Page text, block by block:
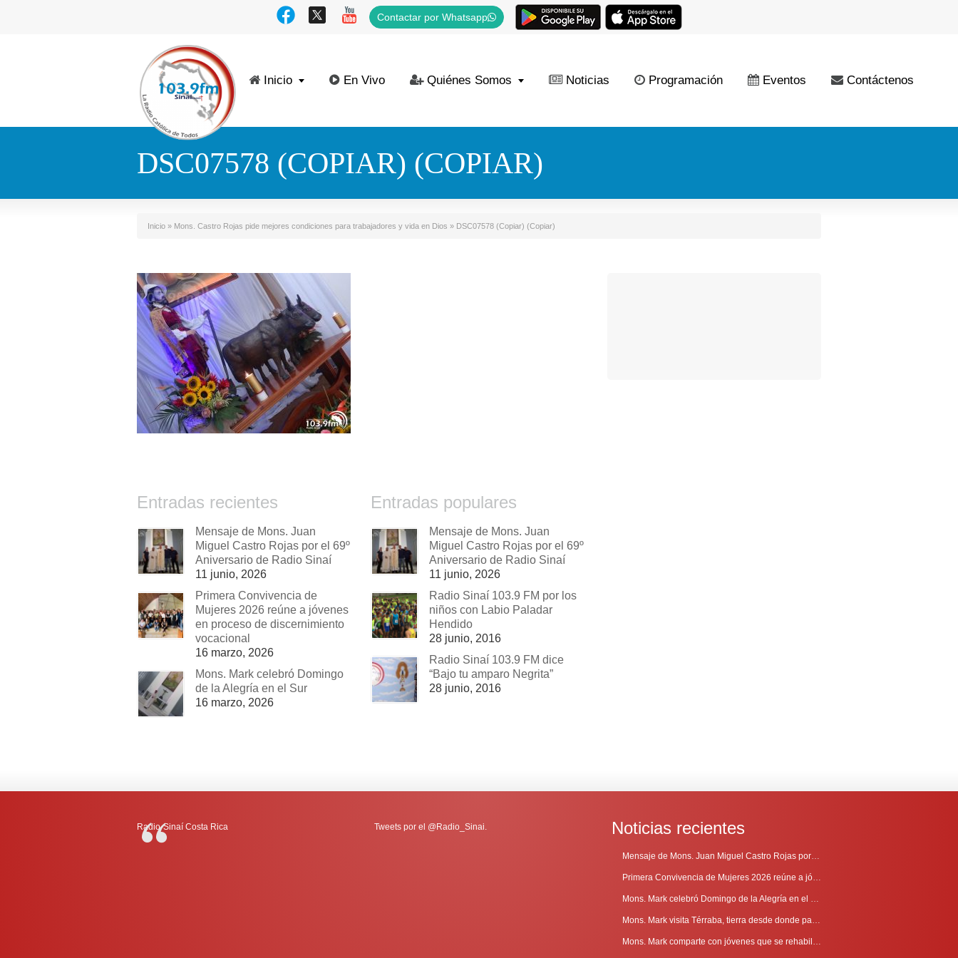
Contactar por Whatsapp
Inicio En Vivo Quiénes Somos Noticias Programación Eventos Contáctenos
DSC07578 (COPIAR) (COPIAR)
Inicio » Mons. Castro Rojas pide mejores condiciones para trabajadores y vida en Dios » DSC07578 (Copiar) (Copiar)
Entradas recientes
Mensaje de Mons. Juan
Miguel Castro Rojas por el 69º
Aniversario de Radio Sinaí
11 junio, 2026
Primera Convivencia de
Mujeres 2026 reúne a jóvenes
en proceso de discernimiento
vocacional
16 marzo, 2026
Mons. Mark celebró Domingo
de la Alegría en el Sur
16 marzo, 2026
Entradas populares
Mensaje de Mons. Juan
Miguel Castro Rojas por el 69º
Aniversario de Radio Sinaí
11 junio, 2026
Radio Sinaí 103.9 FM por los
niños con Labio Paladar
Hendido
28 junio, 2016
Radio Sinaí 103.9 FM dice
“Bajo tu amparo Negrita”
28 junio, 2016
Radio-Sinaí Costa Rica Tweets por el @Radio_Sinai. Noticias recientes
Mensaje de Mons. Juan Miguel Castro Rojas por el 69º Aniversario de Radio Sinaí
Primera Convivencia de Mujeres 2026 reúne a jóvenes en proceso de discernimiento vocacional
Mons. Mark celebró Domingo de la Alegría en el Sur
Mons. Mark visita Térraba, tierra desde donde parte la evangelización
Mons. Mark comparte con jóvenes que se rehabilitan en Comunidad Cenáculo